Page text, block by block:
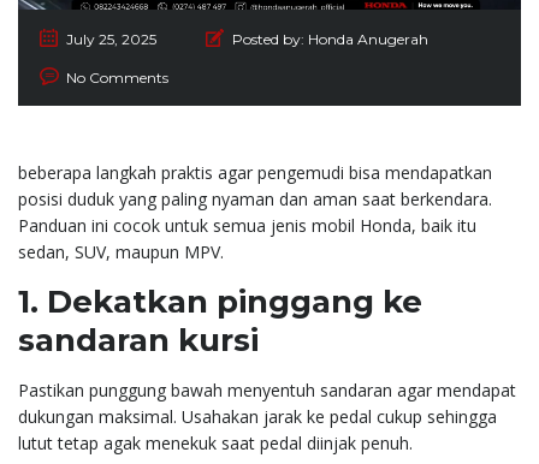
July 25, 2025 Posted by: Honda Anugerah
No Comments
beberapa langkah praktis agar pengemudi bisa mendapatkan
posisi duduk yang paling nyaman dan aman saat berkendara.
Panduan ini cocok untuk semua jenis mobil Honda, baik itu
sedan, SUV, maupun MPV.
1. Dekatkan pinggang ke
sandaran kursi
Pastikan punggung bawah menyentuh sandaran agar mendapat
dukungan maksimal. Usahakan jarak ke pedal cukup sehingga
lutut tetap agak menekuk saat pedal diinjak penuh.